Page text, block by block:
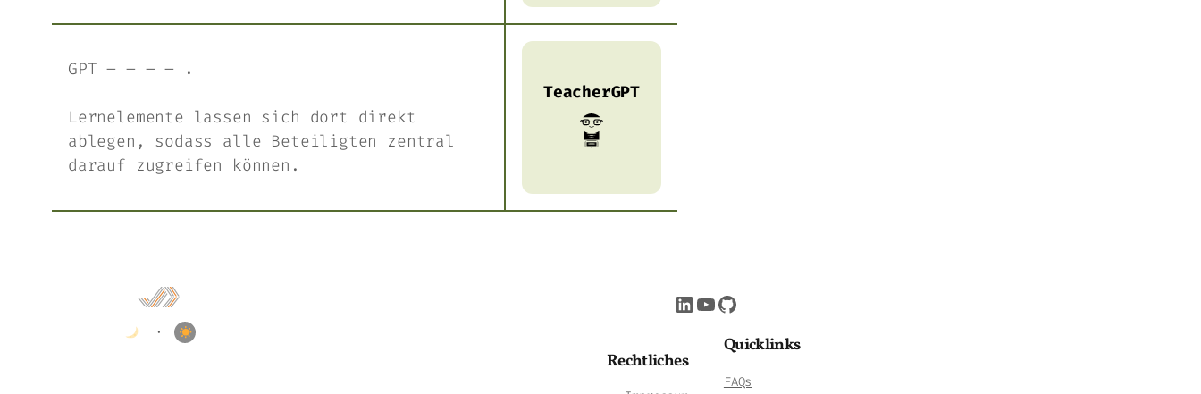
GPT – – – – .
Lernelemente lassen sich dort direkt
ablegen, sodass alle Beteiligten zentral
darauf zugreifen können.
TeacherGPT
•
LinkedIn YouTube GitHub
Rechtliches
Quicklinks
FAQs